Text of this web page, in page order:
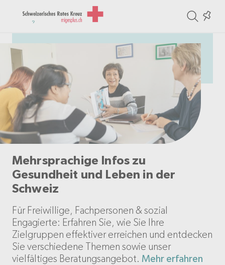
in
Mehrsprachige Infos zu
Gesundheit und Leben in der
Schweiz
Für Freiwillige, Fachpersonen & sozial
Engagierte: Erfahren Sie, wie Sie Ihre
Zielgruppen effektiver erreichen und entdecken
Sie verschiedene Themen sowie unser
vielfältiges Beratungsangebot. Mehr erfahren